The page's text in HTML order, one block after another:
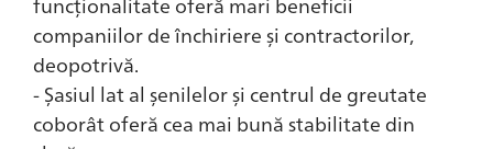
companiilor de închiriere și contractorilor,
deopotrivă.
- Șasiul lat al șenilelor și centrul de greutate
coborât oferă cea mai bună stabilitate din